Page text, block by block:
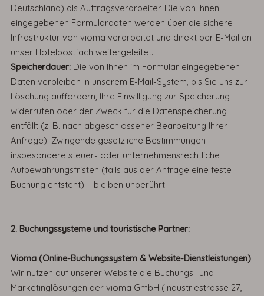
Deutschland) als Auftragsverarbeiter. Die von Ihnen
eingegebenen Formulardaten werden über die sichere
Infrastruktur von vioma verarbeitet und direkt per E-Mail an
unser Hotelpostfach weitergeleitet.
Speicherdauer: Die von Ihnen im Formular eingegebenen
Daten verbleiben in unserem E-Mail-System, bis Sie uns zur
Löschung auffordern, Ihre Einwilligung zur Speicherung
widerrufen oder der Zweck für die Datenspeicherung
entfällt (z. B. nach abgeschlossener Bearbeitung Ihrer
Anfrage). Zwingende gesetzliche Bestimmungen –
insbesondere steuer- oder unternehmensrechtliche
Aufbewahrungsfristen (falls aus der Anfrage eine feste
Buchung entsteht) – bleiben unberührt.
2.Buchungssysteme und touristische Partner:
Vioma (Online-Buchungssystem & Website-Dienstleistungen)
Wir nutzen auf unserer Website die Buchungs- und
Marketinglösungen der vioma GmbH (Industriestrasse 27,